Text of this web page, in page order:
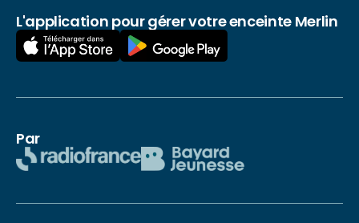
L'application pour gérer votre enceinte Merlin
Par